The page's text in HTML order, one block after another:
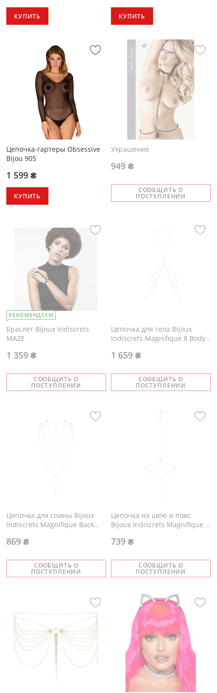
КУПИТЬ КУПИТЬ
Цепочка-гартеры Obsessive
Bijou 905
1 599 ₴
КУПИТЬ
Украшение
СООБЩИТЬ О
ПОСТУПЛЕНИИ
949 ₴
РЕКОМЕНДУЕМ
Браслет Bijoux Indiscrets
MAZE
СООБЩИТЬ О
ПОСТУПЛЕНИИ
1 359 ₴
Цепочка для тела Bijoux
Indiscrets Magnifique 8 Body
СООБЩИТЬ О
ПОСТУПЛЕНИИ
1 659 ₴
Цепочка для спины Bijoux
Indiscrets Magnifique Back
СООБЩИТЬ О
ПОСТУПЛЕНИИ
869 ₴
Цепочка на шею и пояс
Bijoux Indiscrets Magnifique I
СООБЩИТЬ О
ПОСТУПЛЕНИИ
739 ₴